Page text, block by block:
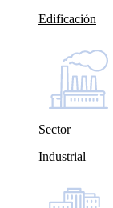
Edificación
Sector
Industrial